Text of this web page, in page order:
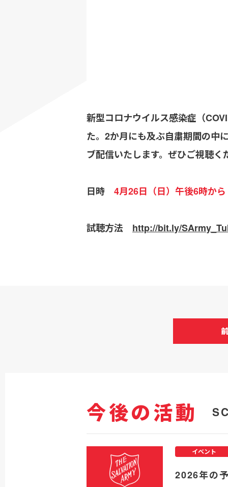
新型コロナウイルス感染症（
た。2か月にも及ぶ自粛期間の中
ブ配信いたします。ぜひご視聴
日時 4月26日（日）午後6時から
試聴方法 http://bit.ly/
今後の活動
2026年の
イベント